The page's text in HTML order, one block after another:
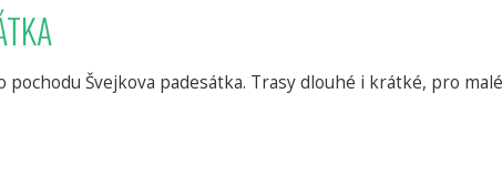
Švejkova padesátka. Trasy dlouhé i krátké, pro